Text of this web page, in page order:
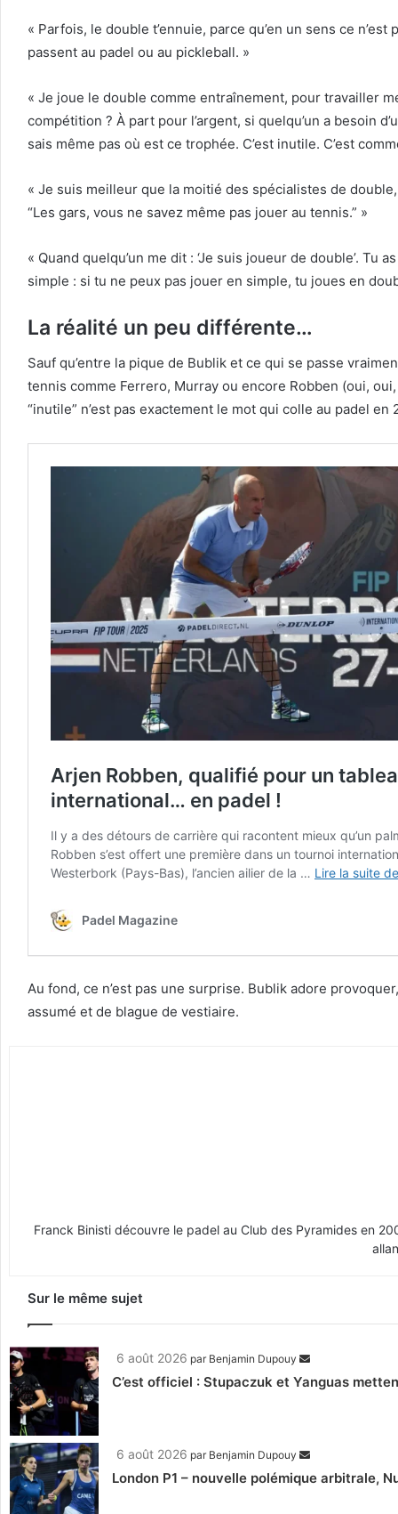
« Parfois, le double t’ennuie, parce qu’en un sens ce
passent au padel ou au pickleball. »
« Je joue le double comme entraînement, pour travailler
compétition ? À part pour l’argent, si quelqu’un a besoin
sais même pas où est ce trophée. C’est inutile. C’est
« Je suis meilleur que la moitié des spécialistes de
“Les gars, vous ne savez même pas jouer au tennis.” »
« Quand quelqu’un me dit : ‘Je suis joueur de double’.
simple : si tu ne peux pas jouer en simple, tu joues en
La réalité un peu différente…
Sauf qu’entre la pique de Bublik et ce qui se passe
tennis comme Ferrero, Murray ou encore Robben (oui,
“inutile” n’est pas exactement le mot qui colle au padel en
Au fond, ce n’est pas une surprise. Bublik adore
assumé et de blague de vestiaire.
Franck Binisti découvre le padel au Club des Pyramides en
Sur le même sujet
6 août 2026 par Benjamin Dupouy
C’est officiel : Stupaczuk et Yanguas
6 août 2026 par Benjamin Dupouy
London P1 – nouvelle polémique arbitrale,